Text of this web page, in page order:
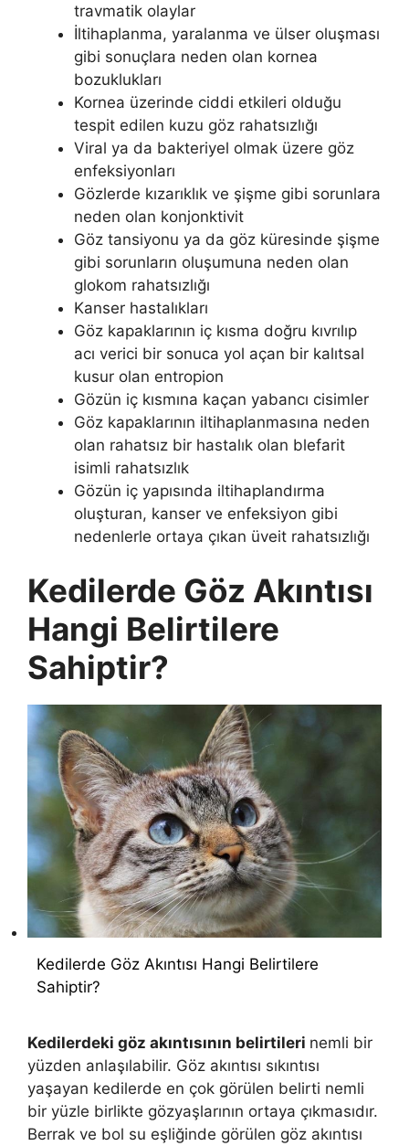
travmatik olaylar
İltihaplanma, yaralanma ve ülser oluşması
gibi sonuçlara neden olan kornea
bozuklukları
Kornea üzerinde ciddi etkileri olduğu
tespit edilen kuzu göz rahatsızlığı
Viral ya da bakteriyel olmak üzere göz
enfeksiyonları
Gözlerde kızarıklık ve şişme gibi sorunlara
neden olan konjonktivit
Göz tansiyonu ya da göz küresinde şişme
gibi sorunların oluşumuna neden olan
glokom rahatsızlığı
Kanser hastalıkları
Göz kapaklarının iç kısma doğru kıvrılıp
acı verici bir sonuca yol açan bir kalıtsal
kusur olan entropion
Gözün iç kısmına kaçan yabancı cisimler
Göz kapaklarının iltihaplanmasına neden
olan rahatsız bir hastalık olan blefarit
isimli rahatsızlık
Gözün iç yapısında iltihaplandırma
oluşturan, kanser ve enfeksiyon gibi
nedenlerle ortaya çıkan üveit rahatsızlığı
Kedilerde Göz Akıntısı
Hangi Belirtilere
Sahiptir?
Kedilerde Göz Akıntısı Hangi Belirtilere
Sahiptir?
Kedilerdeki göz akıntısının belirtileri nemli bir
yüzden anlaşılabilir. Göz akıntısı sıkıntısı
yaşayan kedilerde en çok görülen belirti nemli
bir yüzle birlikte gözyaşlarının ortaya çıkmasıdır.
Berrak ve bol su eşliğinde görülen göz akıntısı